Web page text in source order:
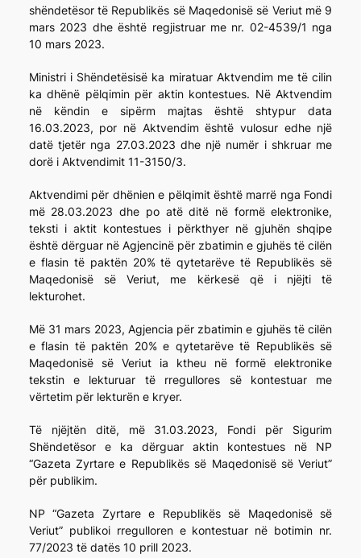
shëndetësor të Republikës së Maqedonisë së Veriut më 9
mars 2023 dhe është regjistruar me nr. 02-4539/1 nga
10 mars 2023.
Ministri i Shëndetësisë ka miratuar Aktvendim me të cilin
ka dhënë pëlqimin për aktin kontestues. Në Aktvendim
në këndin e sipërm majtas është shtypur data
16.03.2023, por në Aktvendim është vulosur edhe një
datë tjetër nga 27.03.2023 dhe një numër i shkruar me
dorë i Aktvendimit 11-3150/3.
Aktvendimi për dhënien e pëlqimit është marrë nga Fondi
më 28.03.2023 dhe po atë ditë në formë elektronike,
teksti i aktit kontestues i përkthyer në gjuhën shqipe
është dërguar në Agjencinë për zbatimin e gjuhës të cilën
e flasin të paktën 20% të qytetarëve të Republikës së
Maqedonisë së Veriut, me kërkesë që i njëjti të
lekturohet.
Më 31 mars 2023, Agjencia për zbatimin e gjuhës të cilën
e flasin të paktën 20% e qytetarëve të Republikës së
Maqedonisë së Veriut ia ktheu në formë elektronike
tekstin e lekturuar të rregullores së kontestuar me
vërtetim për lekturën e kryer.
Të njëjtën ditë, më 31.03.2023, Fondi për Sigurim
Shëndetësor e ka dërguar aktin kontestues në NP
“Gazeta Zyrtare e Republikës së Maqedonisë së Veriut”
për publikim.
NP “Gazeta Zyrtare e Republikës së Maqedonisë së
Veriut” publikoi rregulloren e kontestuar në botimin nr.
77/2023 të datës 10 prill 2023.